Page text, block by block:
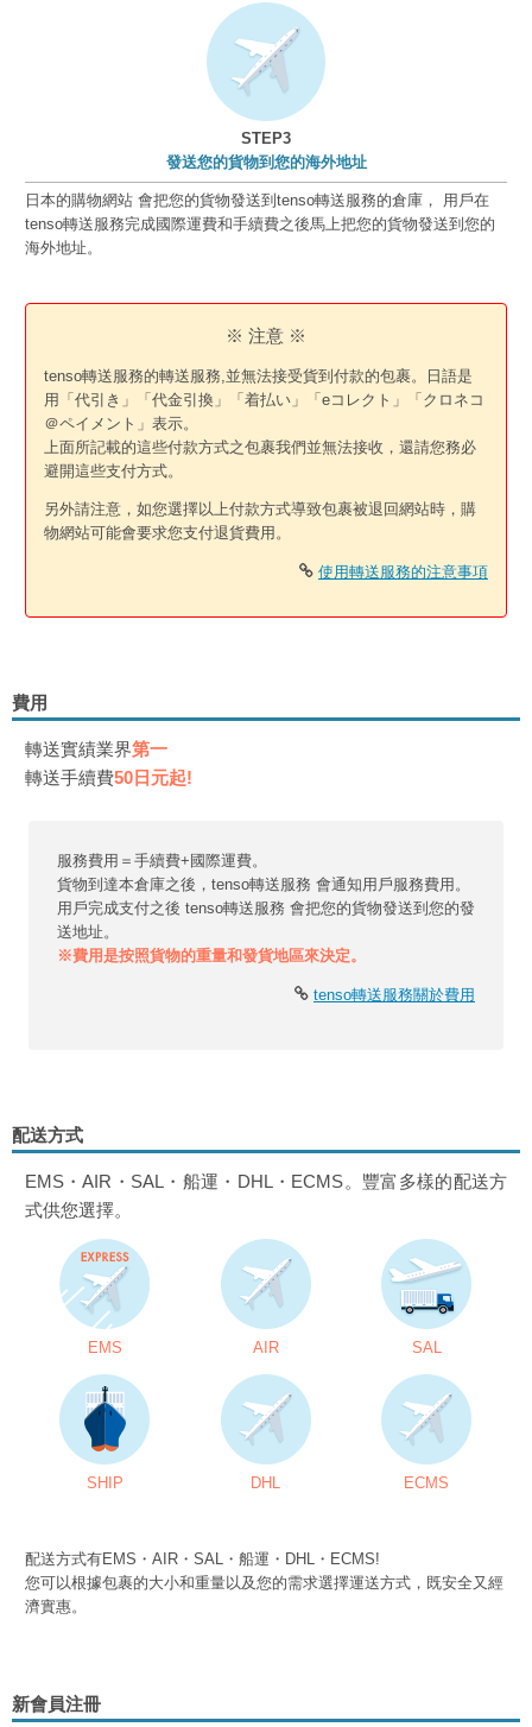
STEP3
發送您的貨物到您的海外地址
日本的購物網站 會把您的貨物發送到tenso轉送服務的倉庫， 用戶在
tenso轉送服務完成國際運費和手續費之後馬上把您的貨物發送到您的
海外地址。
※ 注意 ※
tenso轉送服務的轉送服務,並無法接受貨到付款的包裹。日語是
用「代引き」「代金引換」「着払い」「eコレクト」「クロネコ
＠ペイメント」表示。
上面所記載的這些付款方式之包裹我們並無法接收，還請您務必
避開這些支付方式。
另外請注意，如您選擇以上付款方式導致包裹被退回網站時，購
物網站可能會要求您支付退貨費用。
使用轉送服務的注意事項
費用
轉送實績業界第一
轉送手續費50日元起!
服務費用＝手續費+國際運費。
貨物到達本倉庫之後，tenso轉送服務 會通知用戶服務費用。
用戶完成支付之後 tenso轉送服務 會把您的貨物發送到您的發
送地址。
※費用是按照貨物的重量和發貨地區來決定。
tenso轉送服務關於費用
配送方式
EMS・AIR・SAL・船運・DHL・ECMS。豐富多樣的配送方
式供您選擇。
EMS AIR SAL
SHIP DHL ECMS
配送方式有EMS・AIR・SAL・船運・DHL・ECMS!
您可以根據包裹的大小和重量以及您的需求選擇運送方式，既安全又經
濟實惠。
新會員注冊